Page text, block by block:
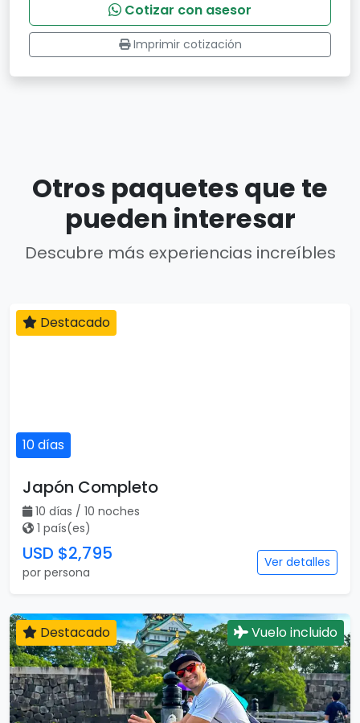
Cotizar con asesor
Imprimir cotización
Otros paquetes que te
pueden interesar
Descubre más experiencias increíbles
10 días
Destacado
Japón Completo
10 días / 10 noches
1 país(es)
USD $2,795
por persona
Ver detalles
Destacado Vuelo incluido